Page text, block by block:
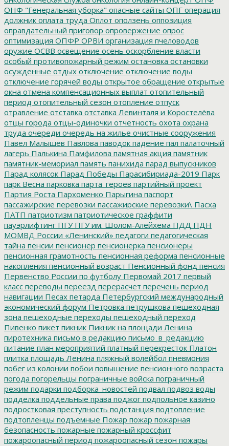
ОНФ "Генеральная уборка" опасные сайты ОПГ операция
должник оплата труда Оплот оползень оппозиция
оправдательный приговор опровержение опрос
оптимизация ОПФР ОРВИ организация пчеловодов
оружие ОСВВ освещение осень оскорбление власти
особый противопожарный режим остановка остановки
осужденные отдых отключение отключение воды
отключение горячей воды открытое обращение открытые
окна отмена компенсационных выплат отопительный
период отопительный сезон отопление отпуск
отравление отставка отставка Левинталя и Коростелёва
отцы города отцы-одиночки отчетность охота охрана
труда очереди очередь на жилье очистные сооружения
Павел Малышев Павлова паводок падение пал палаточный
лагерь Палькина Памфилова памятная акция памятник
памятник-мемориал память панихида парад выпускников
Парад колясок Парад Победы Парасибириада-2019 Парк
парк Весна парковка парта_героев партийный проект
Партия Роста Пархоменко Парыгина паспорт
пассажирские перевозки пассажирские перевозки\ Пасха
ПАТП патриотизм патриотическое граффити
пауэрлифтинг ПГУПГУ им. Шолом-Алейхема ПДД ПДН
МОМВД России «Ленинский» педагоги педагогическая
тайна пенсии пенсионер пенсионерка пенсионеры
пенсионная грамотность пенсионная реформа пенсионные
накопления пенсионный возраст Пенсионный фонд пенсия
Первенство России по футболу Первомай 2017 первый
класс переводы переезд перерасчет перечень период
навигации Песах петарда Петербургский международный
экономический форум Петровка петрушкова пешеходная
зона пешеходные переходы пешеходный переход
Пивенко пикет пикник Пикник на площади Ленина
пиротехника письмо в редакцию письмо_в_редакцию
питание план мероприятий платный перекресток Платон
плитка площадь Ленина пляжный волейбол пневмония
побег из колонии побои повышение пенсионного возраста
погода погорельцы пограничные войска пограничный
режим подарки подборка_новостей подвал подвоз воды
подделка поддельные права поджог подпольное казино
подростковая преступность подстанция подтопление
подтопленцы подъемные Пожар пожар пожарная
безопасность пожарные пожарный кроссфит
пожароопасный период пожароопасный сезон пожары